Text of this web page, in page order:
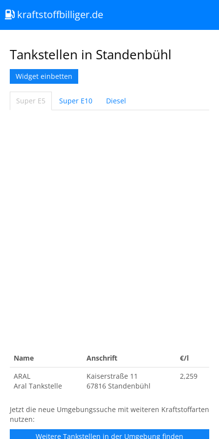
kraftstoffbilliger.de
Tankstellen in Standenbühl
Widget einbetten
Super E5 Super E10 Diesel
Name Anschrift
€/l
ARAL
Aral Tankstelle
Kaiserstraße 11
67816 Standenbühl
2,259
Jetzt die neue Umgebungssuche mit weiteren Kraftstoffarten
nutzen:
Weitere Tankstellen in der Umgebung finden